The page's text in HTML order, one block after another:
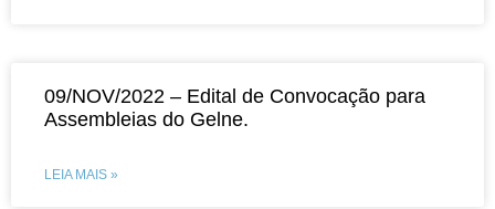
09/NOV/2022 – Edital de Convocação para
Assembleias do Gelne.
LEIA MAIS »